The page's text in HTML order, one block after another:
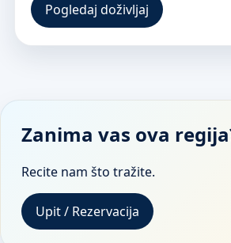
Pogledaj doživljaj
Zanima vas ova
Recite nam što tražite.
Upit / Rezervacija